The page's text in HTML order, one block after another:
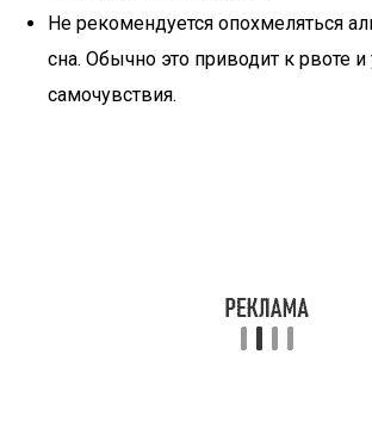
Не рекомендуется опохмеляться
сна. Обычно это приводит к рвоте
самочувствия.